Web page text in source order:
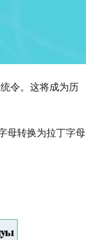
令。这将成为历
母转换为拉丁字母